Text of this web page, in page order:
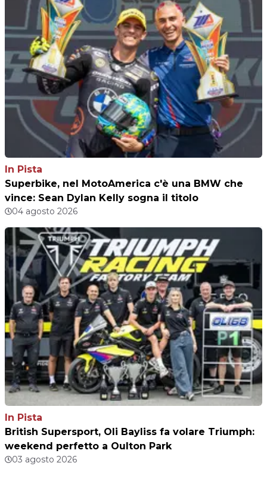
In Pista
Superbike, nel MotoAmerica c'è una BMW che
vince: Sean Dylan Kelly sogna il titolo
04 agosto 2026
In Pista
British Supersport, Oli Bayliss fa volare Triumph:
weekend perfetto a Oulton Park
03 agosto 2026